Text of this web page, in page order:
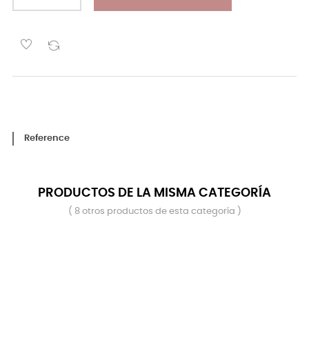
Reference
PRODUCTOS DE LA MISMA CATEGORÍA
( 8 otros productos de esta categoría )